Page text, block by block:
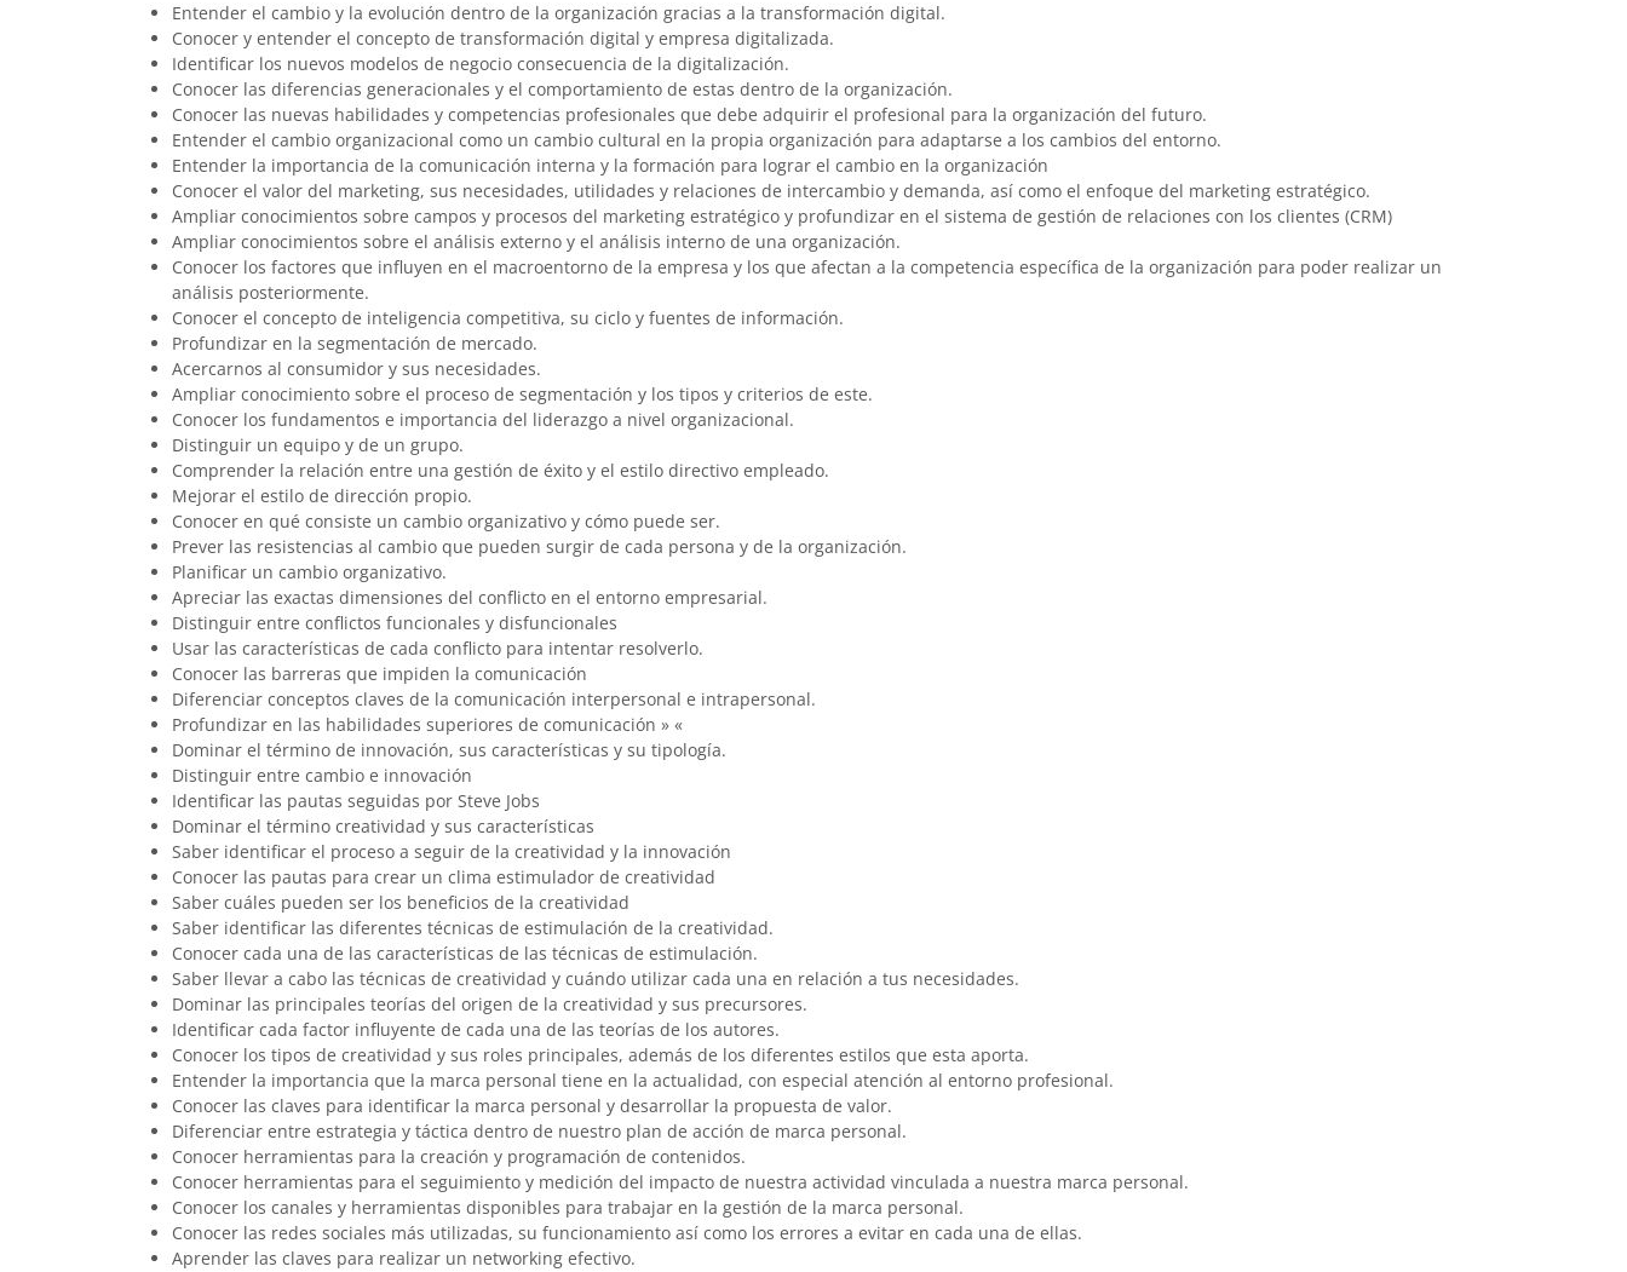
Entender el cambio y la evolución dentro de la organización gracias a la transformación digital.
Conocer y entender el concepto de transformación digital y empresa digitalizada.
Identificar los nuevos modelos de negocio consecuencia de la digitalización.
Conocer las diferencias generacionales y el comportamiento de estas dentro de la organización.
Conocer las nuevas habilidades y competencias profesionales que debe adquirir el profesional para la organización del futuro.
Entender el cambio organizacional como un cambio cultural en la propia organización para adaptarse a los cambios del entorno.
Entender la importancia de la comunicación interna y la formación para lograr el cambio en la organización
Conocer el valor del marketing, sus necesidades, utilidades y relaciones de intercambio y demanda, así como el enfoque del marketing estratégico.
Ampliar conocimientos sobre campos y procesos del marketing estratégico y profundizar en el sistema de gestión de relaciones con los clientes (CRM)
Ampliar conocimientos sobre el análisis externo y el análisis interno de una organización.
Conocer los factores que influyen en el macroentorno de la empresa y los que afectan a la competencia específica de la organización para poder realizar un
análisis posteriormente.
Conocer el concepto de inteligencia competitiva, su ciclo y fuentes de información.
Profundizar en la segmentación de mercado.
Acercarnos al consumidor y sus necesidades.
Ampliar conocimiento sobre el proceso de segmentación y los tipos y criterios de este.
Conocer los fundamentos e importancia del liderazgo a nivel organizacional.
Distinguir un equipo y de un grupo.
Comprender la relación entre una gestión de éxito y el estilo directivo empleado.
Mejorar el estilo de dirección propio.
Conocer en qué consiste un cambio organizativo y cómo puede ser.
Prever las resistencias al cambio que pueden surgir de cada persona y de la organización.
Planificar un cambio organizativo.
Apreciar las exactas dimensiones del conflicto en el entorno empresarial.
Distinguir entre conflictos funcionales y disfuncionales
Usar las características de cada conflicto para intentar resolverlo.
Conocer las barreras que impiden la comunicación
Diferenciar conceptos claves de la comunicación interpersonal e intrapersonal.
Profundizar en las habilidades superiores de comunicación » «
Dominar el término de innovación, sus características y su tipología.
Distinguir entre cambio e innovación
Identificar las pautas seguidas por Steve Jobs
Dominar el término creatividad y sus características
Saber identificar el proceso a seguir de la creatividad y la innovación
Conocer las pautas para crear un clima estimulador de creatividad
Saber cuáles pueden ser los beneficios de la creatividad
Saber identificar las diferentes técnicas de estimulación de la creatividad.
Conocer cada una de las características de las técnicas de estimulación.
Saber llevar a cabo las técnicas de creatividad y cuándo utilizar cada una en relación a tus necesidades.
Dominar las principales teorías del origen de la creatividad y sus precursores.
Identificar cada factor influyente de cada una de las teorías de los autores.
Conocer los tipos de creatividad y sus roles principales, además de los diferentes estilos que esta aporta.
Entender la importancia que la marca personal tiene en la actualidad, con especial atención al entorno profesional.
Conocer las claves para identificar la marca personal y desarrollar la propuesta de valor.
Diferenciar entre estrategia y táctica dentro de nuestro plan de acción de marca personal.
Conocer herramientas para la creación y programación de contenidos.
Conocer herramientas para el seguimiento y medición del impacto de nuestra actividad vinculada a nuestra marca personal.
Conocer los canales y herramientas disponibles para trabajar en la gestión de la marca personal.
Conocer las redes sociales más utilizadas, su funcionamiento así como los errores a evitar en cada una de ellas.
Aprender las claves para realizar un networking efectivo.